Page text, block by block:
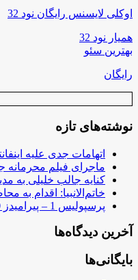
اوکلی لایسنس رایگان نود 32
همیار نود 32
بهترین سئو
رایگان
نوشته‌های تازه
اتهامات جدی علیه
ماجرای فیلم محرمانه
کنایه جالب خلیلی به
خاتم‌الانبیا: اقدام
پرسپولیس 1 – پیرامیدز 0: شکست قهرمان آفریقا!
آخرین دیدگاه‌ها
بایگانی‌ها